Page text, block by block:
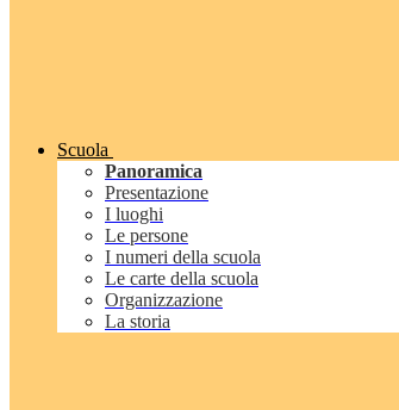
Scuola
Panoramica
Presentazione
I luoghi
Le persone
I numeri della scuola
Le carte della scuola
Organizzazione
La storia